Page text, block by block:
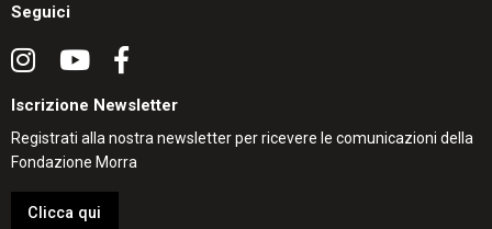
Seguici
Iscrizione Newsletter
Registrati alla nostra newsletter per ricevere le comunicazioni della
Fondazione Morra
Clicca qui